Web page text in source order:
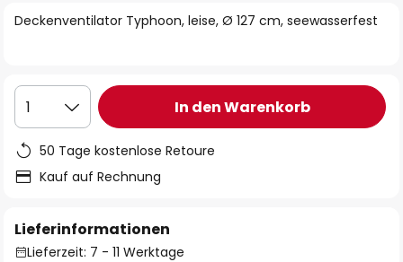
Deckenventilator Typhoon, leise, Ø 127 cm, seewasserfest
1 In den Warenkorb
50 Tage kostenlose Retoure
Kauf auf Rechnung
Lieferinformationen
Lieferzeit: 7 - 11 Werktage